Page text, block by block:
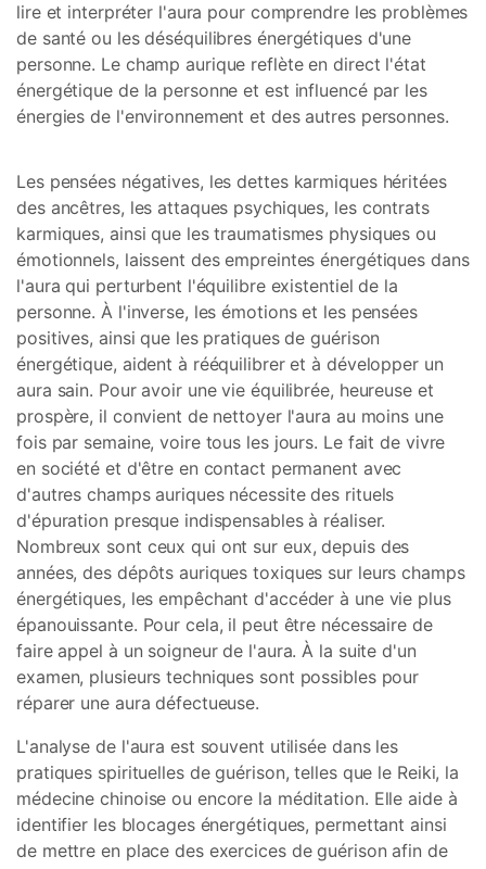
lire et interpréter l'aura pour comprendre les problèmes
de santé ou les déséquilibres énergétiques d'une
personne. Le champ aurique reflète en direct l'état
énergétique de la personne et est influencé par les
énergies de l'environnement et des autres personnes.
Les pensées négatives, les dettes karmiques héritées
des ancêtres, les attaques psychiques, les contrats
karmiques, ainsi que les traumatismes physiques ou
émotionnels, laissent des empreintes énergétiques dans
l'aura qui perturbent l'équilibre existentiel de la
personne. À l'inverse, les émotions et les pensées
positives, ainsi que les pratiques de guérison
énergétique, aident à rééquilibrer et à développer un
aura sain. Pour avoir une vie équilibrée, heureuse et
prospère, il convient de nettoyer l'aura au moins une
fois par semaine, voire tous les jours. Le fait de vivre
en société et d'être en contact permanent avec
d'autres champs auriques nécessite des rituels
d'épuration presque indispensables à réaliser.
Nombreux sont ceux qui ont sur eux, depuis des
années, des dépôts auriques toxiques sur leurs champs
énergétiques, les empêchant d'accéder à une vie plus
épanouissante. Pour cela, il peut être nécessaire de
faire appel à un soigneur de l'aura. À la suite d'un
examen, plusieurs techniques sont possibles pour
réparer une aura défectueuse.
L'analyse de l'aura est souvent utilisée dans les
pratiques spirituelles de guérison, telles que le Reiki, la
médecine chinoise ou encore la méditation. Elle aide à
identifier les blocages énergétiques, permettant ainsi
de mettre en place des exercices de guérison afin de